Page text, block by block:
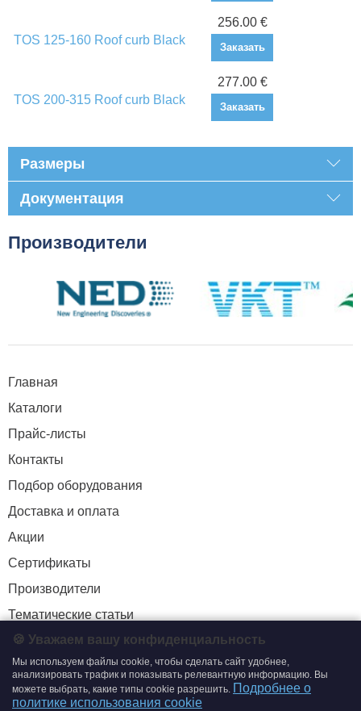
TOS 125-160 Roof curb Black
256.00 €
Заказать
TOS 200-315 Roof curb Black
277.00 €
Заказать
Размеры
Документация
Производители
Главная
Каталоги
Прайс-листы
Контакты
Подбор оборудования
Доставка и оплата
Акции
Сертификаты
Производители
Тематические статьи
+7 (495) 204-19-33
zakaz@smtrading.ru
🍪 Уважаем вашу конфиденциальность
Мы используем файлы cookie, чтобы сделать сайт удобнее,
анализировать трафик и показывать релевантную информацию. Вы
можете выбрать, какие типы cookie разрешить. Подробнее о
политике использования cookie